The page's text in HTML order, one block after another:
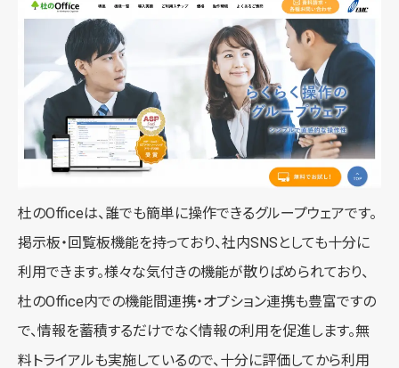
杜のOfficeは、誰でも簡単に操作できるグループウェアです。
掲示板・回覧板機能を持っており、社内SNSとしても十分に
利用できます。様々な気付きの機能が散りばめられており、
杜のOffice内での機能間連携・オプション連携も豊富ですの
で、情報を蓄積するだけでなく情報の利用を促進します。無
料トライアルも実施しているので、十分に評価してから利用